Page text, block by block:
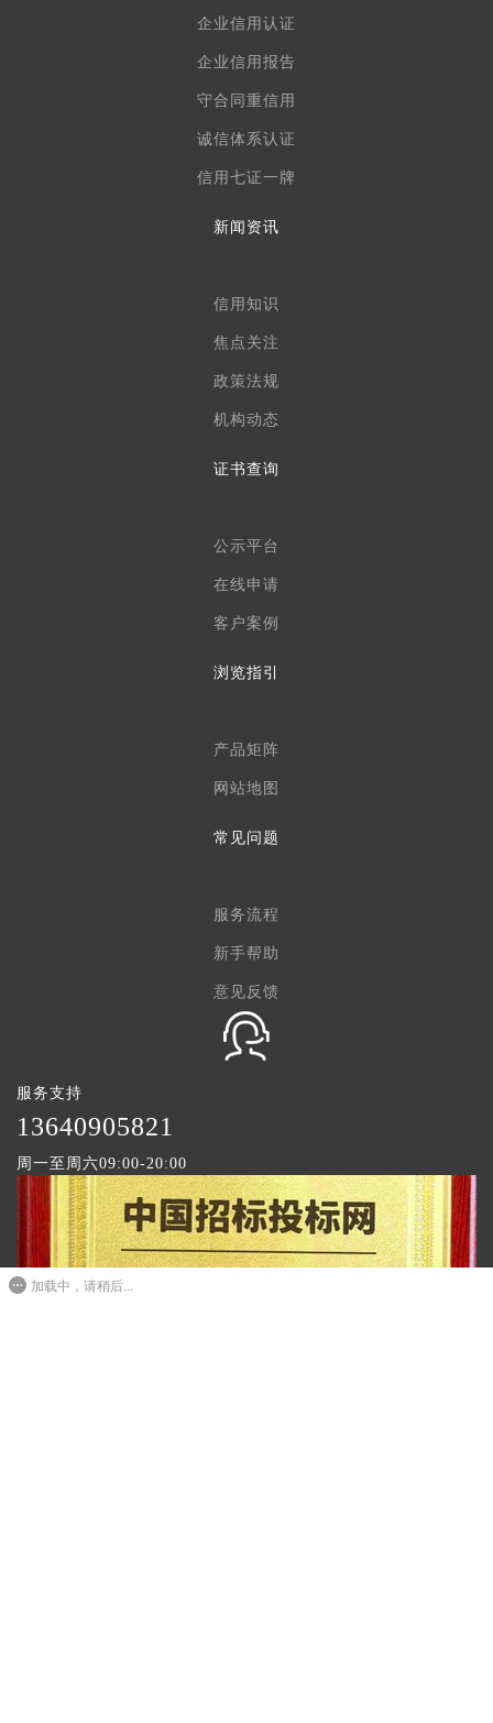
企业信用认证
企业信用报告
守合同重信用
诚信体系认证
信用七证一牌
新闻资讯
信用知识
焦点关注
政策法规
机构动态
证书查询
公示平台
在线申请
客户案例
浏览指引
产品矩阵
网站地图
常见问题
服务流程
新手帮助
意见反馈
服务支持
1 3640905821
周一至周六09:00-20:00
加载中，请稍后...